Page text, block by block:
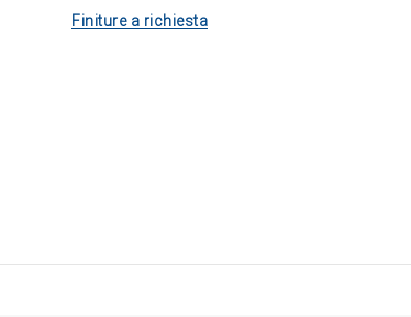
Finiture a richiesta